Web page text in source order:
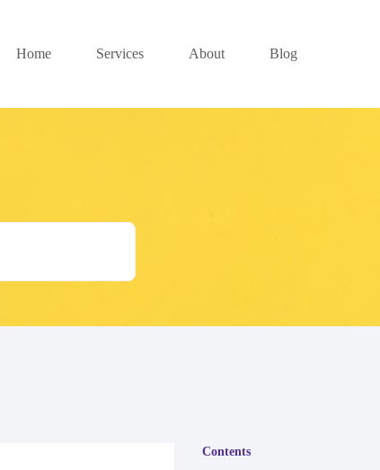
Home Services About Blog
Contents